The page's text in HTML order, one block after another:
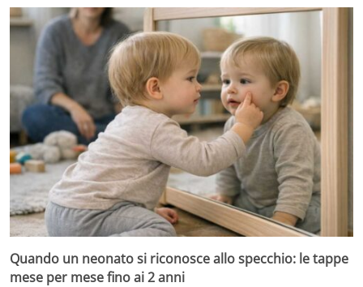
Quando un neonato si riconosce allo specchio: le tappe
mese per mese fino ai 2 anni